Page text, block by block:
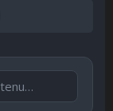
Publier